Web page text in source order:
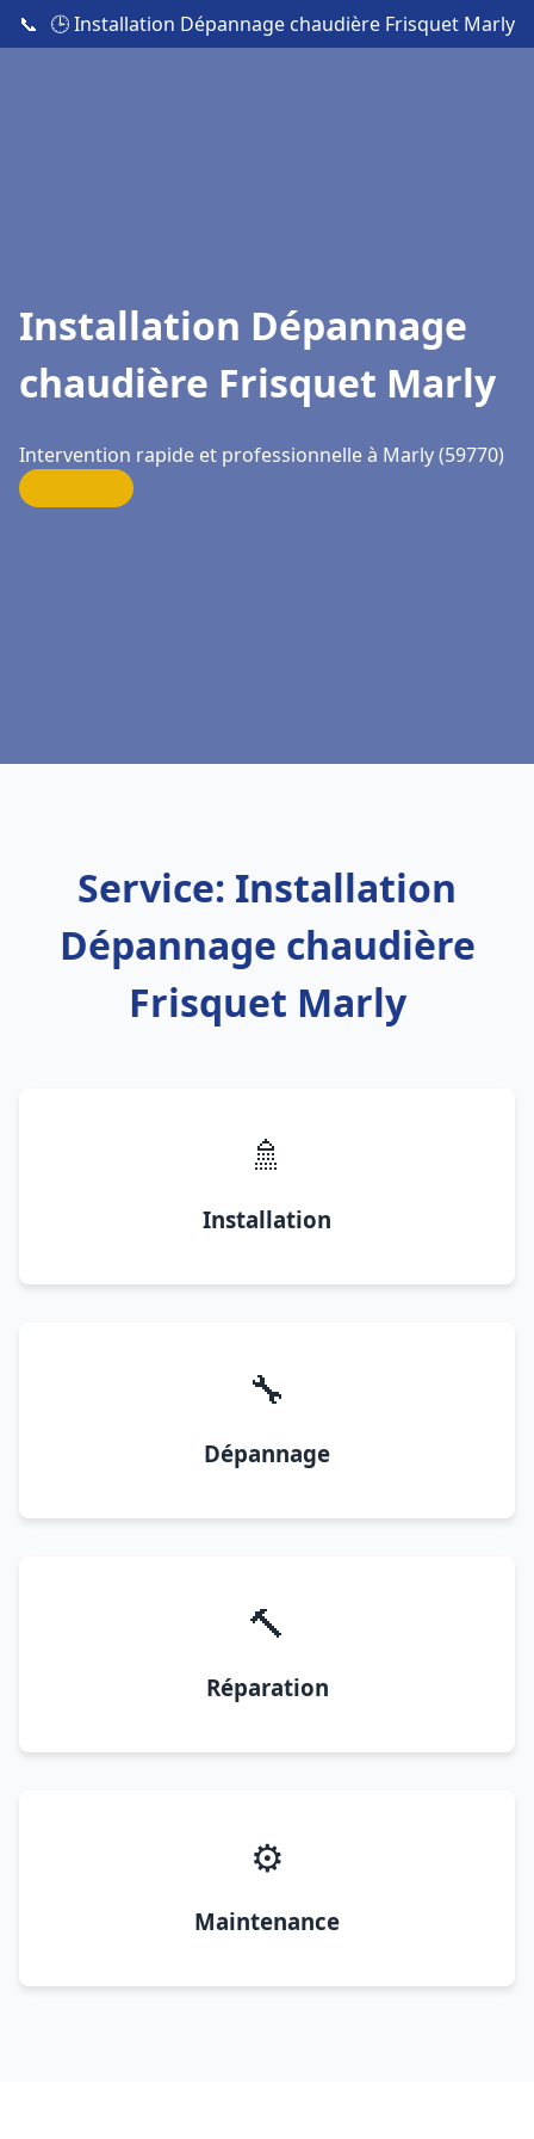
📞 🕒 Installation Dépannage chaudière Frisquet Marly
Installation Dépannage
chaudière Frisquet Marly
Intervention rapide et professionnelle à Marly (59770)
Service: Installation
Dépannage chaudière
Frisquet Marly
🚿
Installation
🔧
Dépannage
🔨
Réparation
⚙️
Maintenance